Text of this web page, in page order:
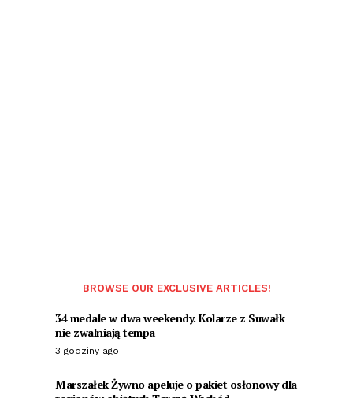
BROWSE OUR EXCLUSIVE ARTICLES!
34 medale w dwa weekendy. Kolarze z Suwałk
nie zwalniają tempa
3 godziny ago
Marszałek Żywno apeluje o pakiet osłonowy dla